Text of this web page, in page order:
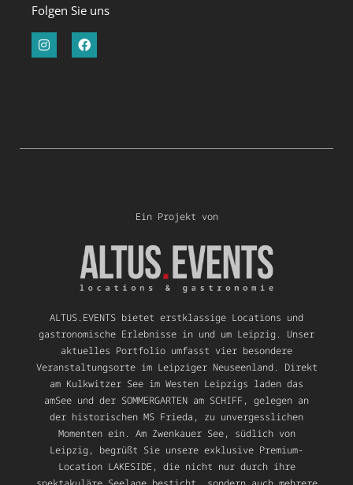
Folgen Sie uns
Ein Projekt von
ALTUS.EVENTS bietet erstklassige Locations und
gastronomische Erlebnisse in und um Leipzig. Unser
aktuelles Portfolio umfasst vier besondere
Veranstaltungsorte im Leipziger Neuseenland. Direkt
am Kulkwitzer See im Westen Leipzigs laden das
amSee und der SOMMERGARTEN am SCHIFF, gelegen an
der historischen MS Frieda, zu unvergesslichen
Momenten ein. Am Zwenkauer See, südlich von
Leipzig, begrüßt Sie unsere exklusive Premium-
Location LAKESIDE, die nicht nur durch ihre